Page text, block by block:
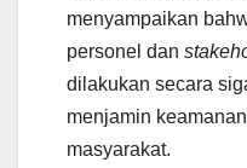
menyampaikan
personel dan
dilakukan secara
menjamin
masyarakat.